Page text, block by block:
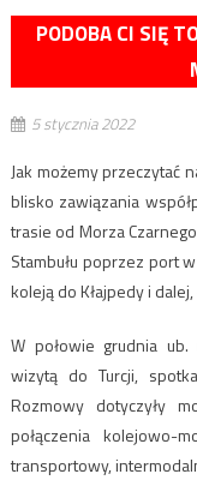
PODOBA CI SIĘ
5 stycznia 2022
Jak możemy przeczytać
blisko zawiązania
trasie od Morza
Stambułu poprzez port
koleją do Kłajpedy i
W połowie grudnia
wizytą do Turcji,
Rozmowy dotyczyły
połączenia kolejowo-
transportowy,